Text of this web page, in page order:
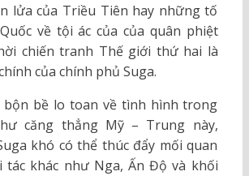
lửa của Triều Tiên hay những tố
về tội ác của của quân phiệt
chiến tranh Thế giới thứ hai là
của chính phủ Suga.
bề lo toan về tình hình trong
căng thẳng Mỹ – Trung này,
khó có thể thúc đẩy mối quan
tác khác như Nga, Ấn Độ và khối